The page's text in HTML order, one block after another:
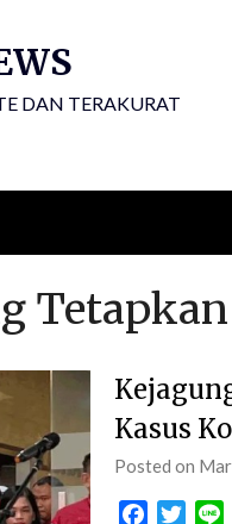
DAN TERAKURAT
Kasus
Posted on
Facebook